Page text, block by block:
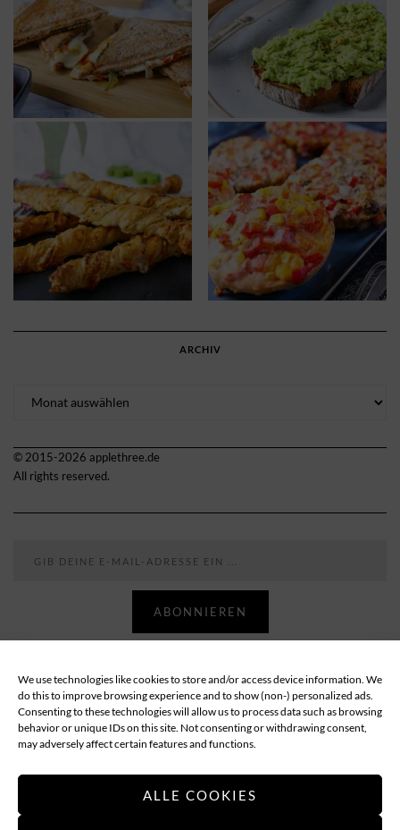
We use technologies like cookies to store and/or access device information. We
do this to improve browsing experience and to show (non-) personalized ads.
Consenting to these technologies will allow us to process data such as browsing
behavior or unique IDs on this site. Not consenting or withdrawing consent,
may adversely affect certain features and functions.
ALLE COOKIES
ARCHIV
© 2015-2026 applethree.de
All rights reserved.
ABONNIEREN
Follow
ABOUT DATENSCHUTZ
IMPRESSUM
COOKIE-RICHTLINIE (EU)